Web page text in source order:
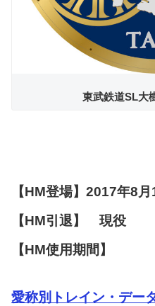
東武鉄道SL大
【HM登場】2017年8月
【HM引退】 現役
【HM使用期間】
愛称別トレイン・デー